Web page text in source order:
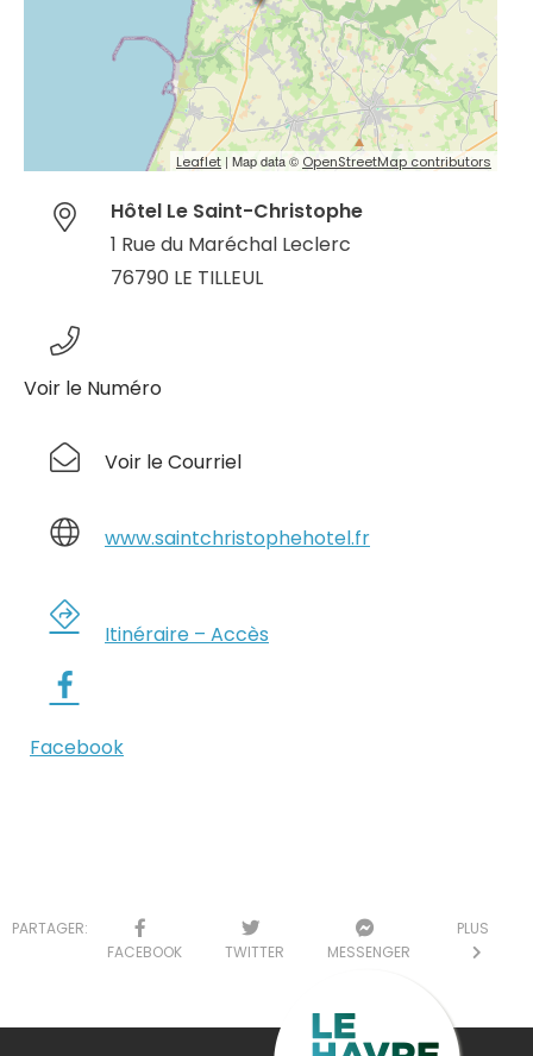
Leaflet | Map data © OpenStreetMap contributors
Hôtel Le Saint-Christophe
1 Rue du Maréchal Leclerc
76790 LE TILLEUL
Voir le Numéro
Voir le Courriel
www.saintchristophehotel.fr
Itinéraire – Accès
Facebook
PARTAGER:
FACEBOOK
TWITTER MESSENGER
PLUS